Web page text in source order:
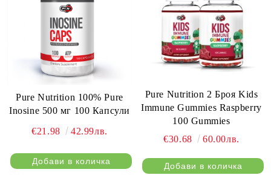
Pure Nutrition 100% Pure
Inosine 500 мг 100 Капсули
€21.98 42.99лв.
Pure Nutrition 2 Броя Kids
Immune Gummies Raspberry
100 Gummies
€30.68
60.00лв.